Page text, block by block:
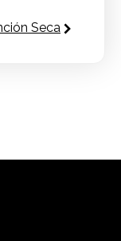
Seca